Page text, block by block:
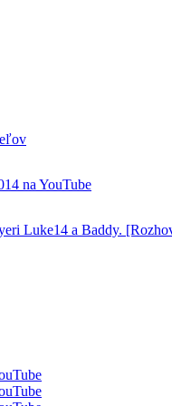
na YouTube
Luke14 a Baddy.